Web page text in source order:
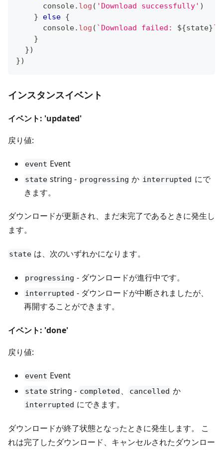
console. log ( 'Download successfully' )
}
else {
console. log ( ` Download failed: ${state}`
}
})
})
インスタンスイベント
イベント: 'updated'
戻り値:
event Event
state string - progressing か interrupted にで
きます。
ダウンロードが更新され、まだ未完了であるときに発生し
ます。
state は、次のいずれかになります。
progressing - ダウンロードが進行中です。
interrupted - ダウンロードが中断されましたが、
再開することができます。
イベント: 'done'
戻り値:
event Event
state string - completed 、 cancelled か
interrupted にできます。
ダウンロードが終了状態となったときに発生します。 こ
れは完了したダウンロード、キャンセルされたダウンロー